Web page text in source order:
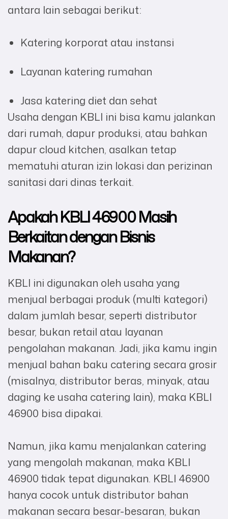
antara lain sebagai berikut:
Katering korporat atau instansi
Layanan katering rumahan
Jasa katering diet dan sehat
Usaha dengan KBLI ini bisa kamu jalankan
dari rumah, dapur produksi, atau bahkan
dapur cloud kitchen, asalkan tetap
mematuhi aturan izin lokasi dan perizinan
sanitasi dari dinas terkait.
Apakah KBLI 46900 Masih
Berkaitan dengan Bisnis
Makanan?
KBLI ini digunakan oleh usaha yang
menjual berbagai produk (multi kategori)
dalam jumlah besar, seperti distributor
besar, bukan retail atau layanan
pengolahan makanan. Jadi, jika kamu ingin
menjual bahan baku catering secara grosir
(misalnya, distributor beras, minyak, atau
daging ke usaha catering lain), maka KBLI
46900 bisa dipakai.
Namun, jika kamu menjalankan catering
yang mengolah makanan, maka KBLI
46900 tidak tepat digunakan. KBLI 46900
hanya cocok untuk distributor bahan
makanan secara besar-besaran, bukan